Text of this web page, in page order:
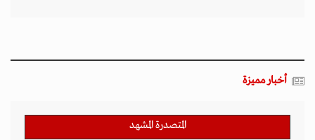
أخبار مميزة
المتصدرة المشهد